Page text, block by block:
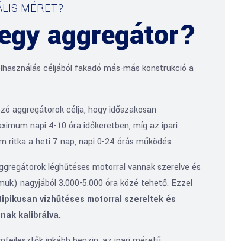
MÉRET?
aggregátor?
céljából fakadó más-más konstrukció a
aggregátorok célja, hogy időszakosan
napi 4-10 óra időkeretben, míg az ipari
ritka a heti 7 nap, napi 0-24 órás működés.
léghűtéses motorral vannak szerelve és
nagyjából 3.000-5.000 óra közé tehető. Ezzel
vízhűtéses motorral szereltek és
kalibrálva.